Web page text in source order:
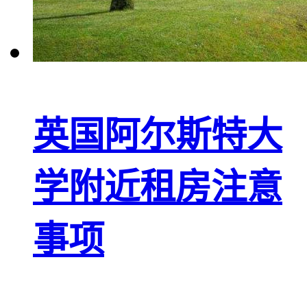
英国阿尔斯特大
学附近租房注意
事项